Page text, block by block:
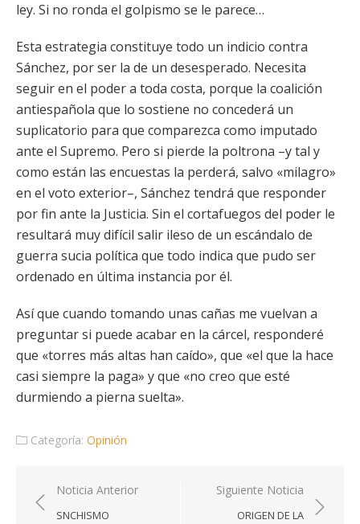
ley. Si no ronda el golpismo se le parece…
Esta estrategia constituye todo un indicio contra
Sánchez, por ser la de un desesperado. Necesita
seguir en el poder a toda costa, porque la coalición
antiespañola que lo sostiene no concederá un
suplicatorio para que comparezca como imputado
ante el Supremo. Pero si pierde la poltrona –y tal y
como están las encuestas la perderá, salvo «milagro»
en el voto exterior–, Sánchez tendrá que responder
por fin ante la Justicia. Sin el cortafuegos del poder le
resultará muy difícil salir ileso de un escándalo de
guerra sucia política que todo indica que pudo ser
ordenado en última instancia por él.
Así que cuando tomando unas cañas me vuelvan a
preguntar si puede acabar en la cárcel, responderé
que «torres más altas han caído», que «el que la hace
casi siempre la paga» y que «no creo que esté
durmiendo a pierna suelta».
Categoría: Opinión
Navegación
de
Noticia Anterior
SNCHISMO
Siguiente Noticia
ORIGEN DE LA